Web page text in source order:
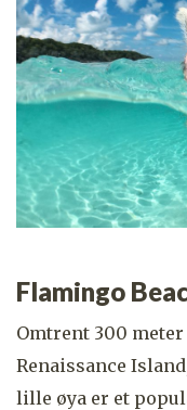
Flamingo
Omtrent 300
Renaissance
lille øya er et